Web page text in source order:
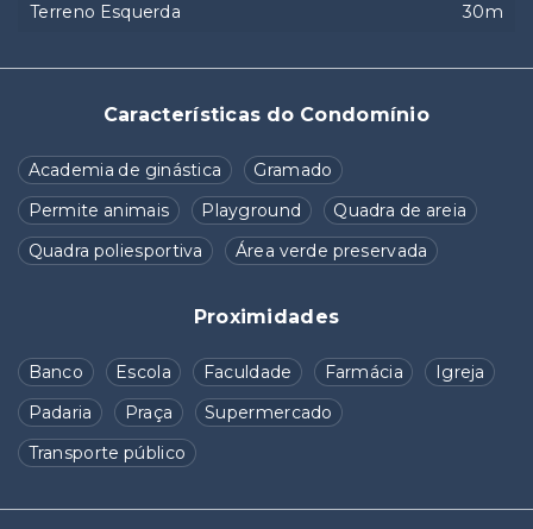
Características do Condomínio
Academia de ginástica
Gramado
Permite animais
Playground
Quadra de areia
Quadra poliesportiva
Área verde preservada
Proximidades
Banco Escola Faculdade Farmácia
Igreja
Padaria
Praça
Supermercado
Transporte público
Terreno Esquerda
30m